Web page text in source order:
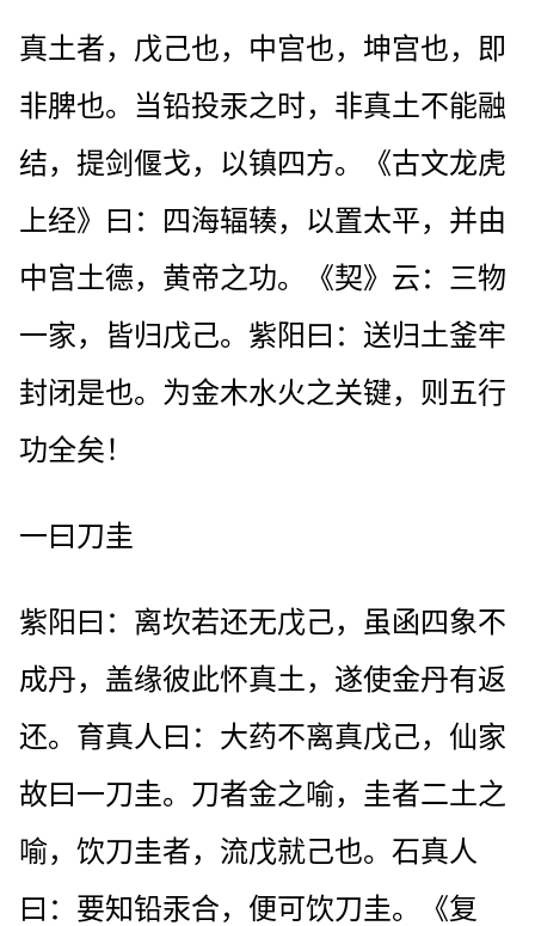
真土者，戊己也，中宫也，坤宫也，即
非脾也。当铅投汞之时，非真土不能融
结，提剑偃戈，以镇四方。《古文龙虎
上经》曰：四海辐辏，以置太平，并由
中宫土德，黄帝之功。《契》云：三物
一家，皆归戊己。紫阳曰：送归土釜牢
封闭是也。为金木水火之关键，则五行
功全矣！
一曰刀圭
紫阳曰：离坎若还无戊己，虽函四象不
成丹，盖缘彼此怀真土，遂使金丹有返
还。育真人曰：大药不离真戊己，仙家
故曰一刀圭。刀者金之喻，圭者二土之
喻，饮刀圭者，流戊就己也。石真人
曰：要知铅汞合，便可饮刀圭。《复